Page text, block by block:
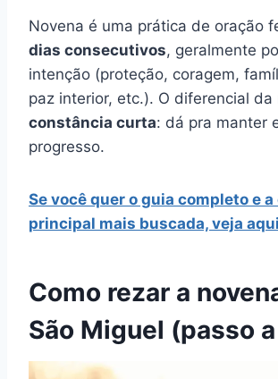
Novena é uma prática de oração
dias consecutivos, geralmente
intenção (proteção, coragem,
paz interior, etc.). O diferencial da
constância curta: dá pra manter
progresso.
Se você quer o guia completo e a
principal mais buscada, veja
Como rezar a
São Miguel (passo